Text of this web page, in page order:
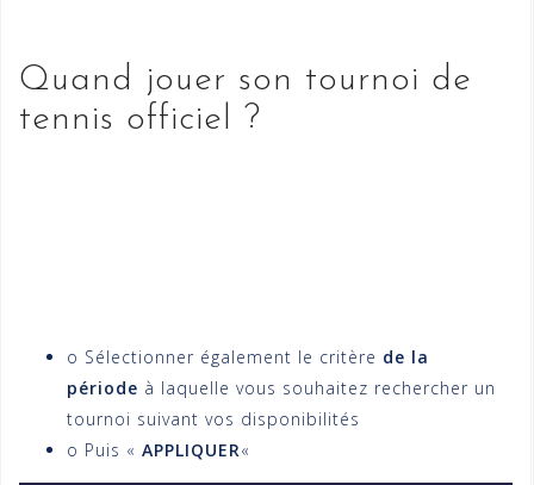
Quand jouer son tournoi de
tennis officiel ?
o Sélectionner également le critère de la
période à laquelle vous souhaitez rechercher un
tournoi suivant vos disponibilités
o Puis « APPLIQUER«